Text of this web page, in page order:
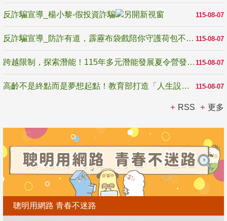
115-08-07
反詐騙宣導_楊小黎-假投資詐騙
115-08-07
反詐騙宣導_防詐有道，霹靂布袋戲陪你守護荷包不受騙
115-08-07
跨越限制，探索潛能！115年多元潛能發展夏令營發掘生命無限可能
115-08-07
高齡不是終點而是夢想起點！教育部打造「人生設計夢工場」 參展第3屆高齡健康產業博覽會
RSS 更多
聰明用網路 青春不迷路